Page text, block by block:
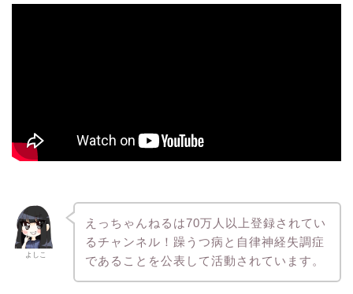
よしこ
えっちゃんねるは70万人以上登録されてい
るチャンネル！躁うつ病と自律神経失調症
であることを公表して活動されています。